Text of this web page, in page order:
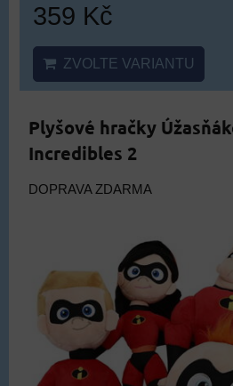
359 Kč
ZVOLTE VARIANTU
Plyšové hračky
Incredibles 2
DOPRAVA ZDARMA